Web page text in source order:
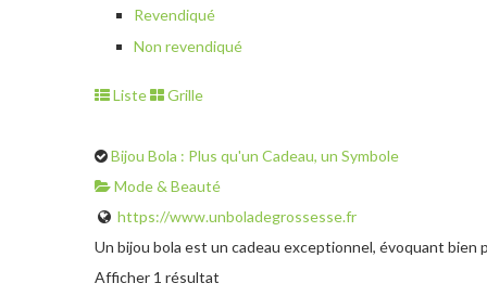
Revendiqué
Non revendiqué
Liste Grille
Bijou Bola : Plus qu'un Cadeau, un Symbole
Mode & Beauté
https://www.unboladegrossesse.fr
Un bijou bola est un cadeau exceptionnel, évoquant bien
Afficher 1 résultat